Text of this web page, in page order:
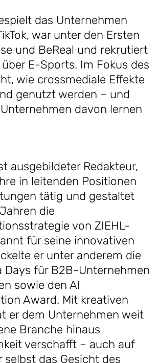
das Unternehmen
war unter den Ersten
und BeReal und rekrutiert
E-Sports. Im Fokus des
wie crossmediale Effekte
genutzt werden – und
davon lernen
ausgebildeter Redakteur,
in leitenden Positionen
tätig und gestaltet
die
von ZIEHL-
für seine innovativen
er unter anderem die
Days für B2B-Unternehmen
sowie den AI
Award. Mit kreativen
er dem Unternehmen weit
Branche hinaus
verschafft – auch auf
selbst das Gesicht des